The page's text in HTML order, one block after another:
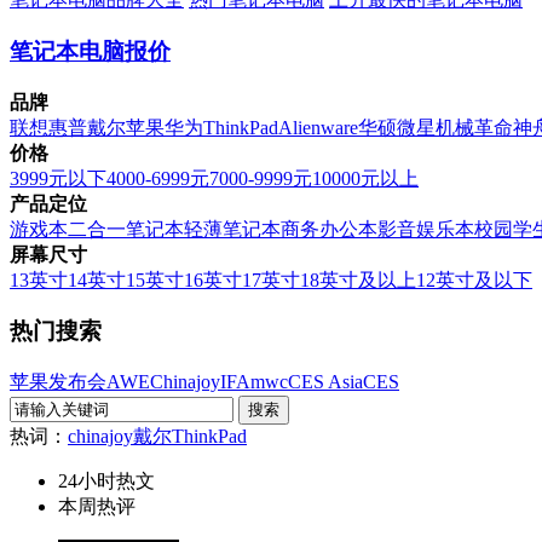
笔记本电脑报价
品牌
联想惠普戴尔苹果华为ThinkPadAlienware华硕微星机械革命神
价格
3999元以下4000-6999元7000-9999元10000元以上
产品定位
游戏本二合一笔记本轻薄笔记本商务办公本影音娱乐本校园学
屏幕尺寸
13英寸14英寸15英寸16英寸17英寸18英寸及以上12英寸及以下
热门搜索
苹果发布会AWEChinajoyIFAmwcCES AsiaCES
热词： chinajoy戴尔ThinkPad
24小时热文
本周热评